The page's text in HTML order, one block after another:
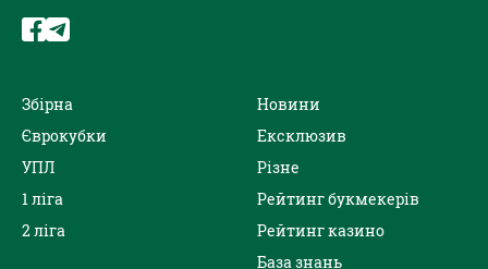
Збірна
Єврокубки
УПЛ
1 ліга
2 ліга
Новини
Ексклюзив
Різне
Рейтинг букмекерів
Рейтинг казино
База знань